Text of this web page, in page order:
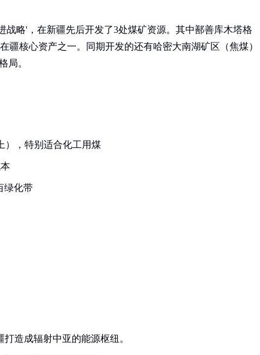
略'，在新疆先后开发了3处煤矿资源。其中鄯善库木塔格
疆核心资产之一。同期开发的还有哈密大南湖矿区（焦煤）
局。
），特别适合化工用煤
绿化带
造成辐射中亚的能源枢纽。